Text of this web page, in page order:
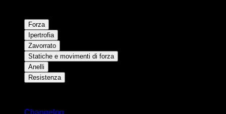
Forza
Ipertrofia
Zavorrato
Statiche e movimenti di forza
Anelli
Resistenza
Changelog